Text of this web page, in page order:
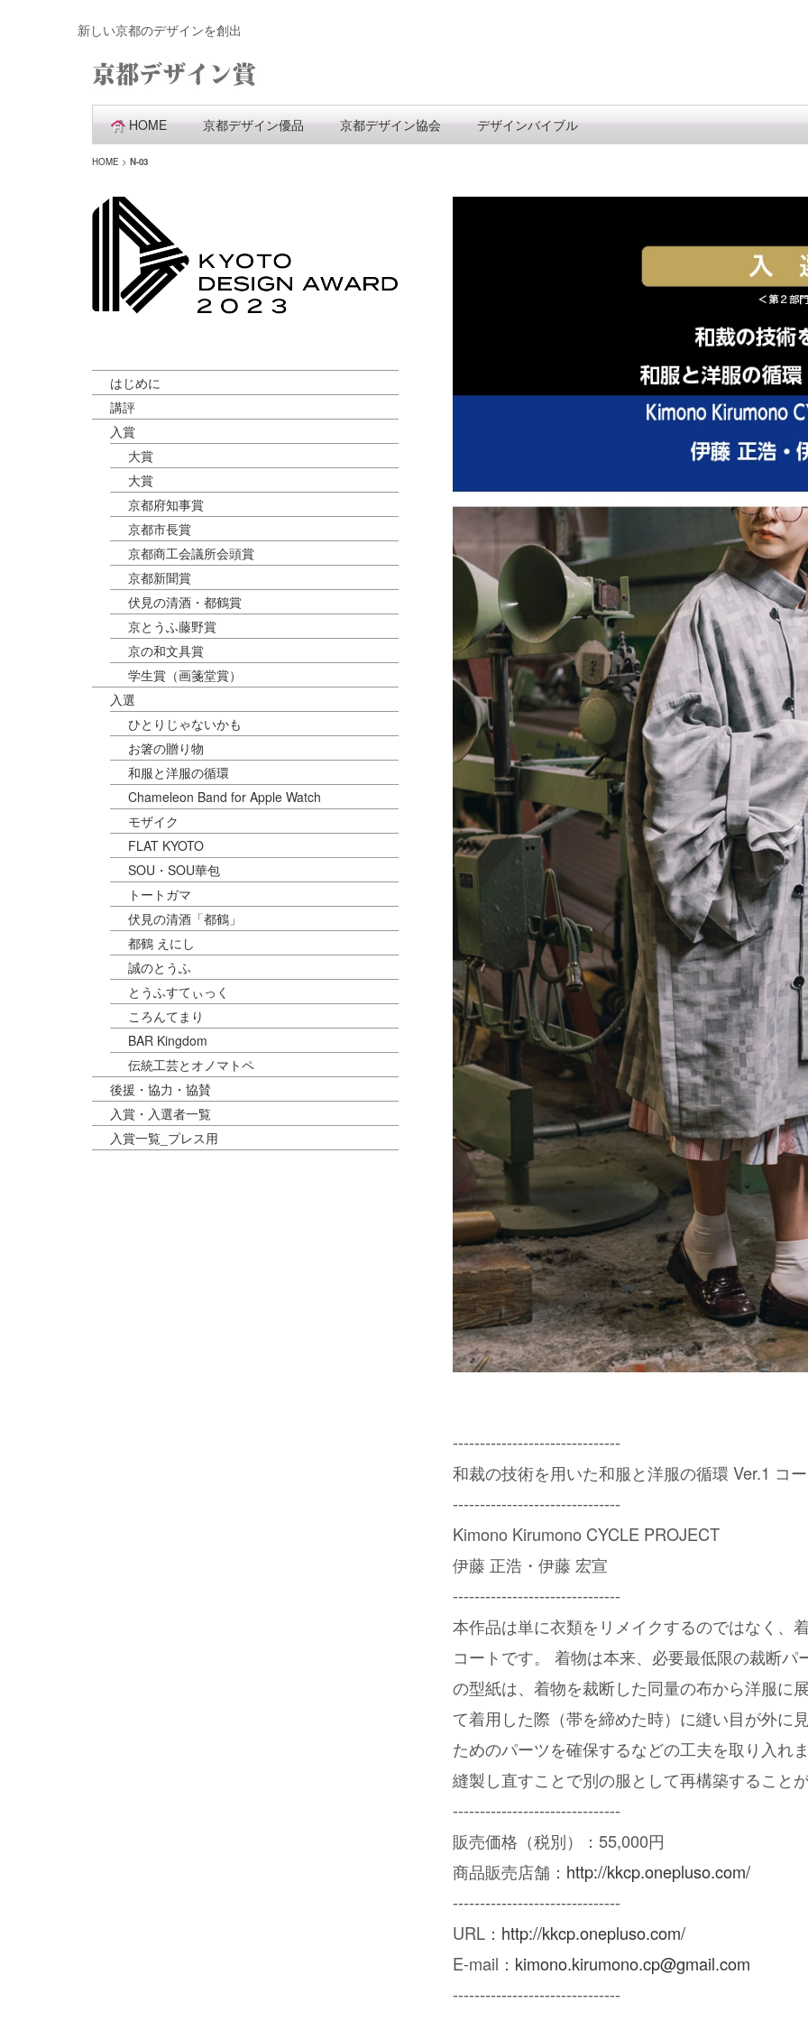
新しい京都のデザインを創出
HOME 京都デザイン優品 京都デザイン協会 デザインバイブル
HOME > N-03
-------------------------------
和裁の技術を用いた和服と洋服の循環 Ver.1 コ
-------------------------------
Kimono Kirumono CYCLE PROJECT
伊藤 正浩・伊藤 宏宣
-------------------------------
本作品は単に衣類をリメイクするのではなく、
コートです。 着物は本来、必要最低限の裁断
の型紙は、着物を裁断した同量の布から洋服に
て着用した際（帯を締めた時）に縫い目が外に
ためのパーツを確保するなどの工夫を取り入れ
縫製し直すことで別の服として再構築すること
-------------------------------
販売価格（税別）：55,000円
商品販売店舗： http://kkcp.onepluso.com/
-------------------------------
URL： http://kkcp.onepluso.com/
E-mail： kimono.kirumono.cp@gmail.com
-------------------------------
はじめに
講評
入賞
大賞
大賞
京都府知事賞
京都市長賞
京都商工会議所会頭賞
京都新聞賞
伏見の清酒・都鶴賞
京とうふ藤野賞
京の和文具賞
学生賞（画箋堂賞）
入選
ひとりじゃないかも
お箸の贈り物
和服と洋服の循環
Chameleon Band for Apple Watch
モザイク
FLAT KYOTO
SOU・SOU華包
トートガマ
伏見の清酒「都鶴」
都鶴 えにし
誠のとうふ
とうふすてぃっく
ころんてまり
BAR Kingdom
伝統工芸とオノマトペ
後援・協力・協賛
入賞・入選者一覧
入賞一覧_プレス用